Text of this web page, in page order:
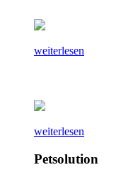
weiterlesen
weiterlesen
Petsolution